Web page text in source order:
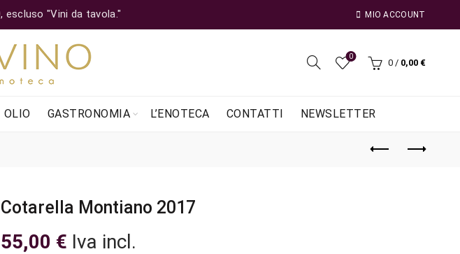
escluso "Vini da tavola." MIO ACCOUNT
0
0 / 0,00 €
OLIO GASTRONOMIA L’ENOTECA CONTATTI NEWSLETTER
Cotarella Montiano 2017
55,00 € Iva incl.